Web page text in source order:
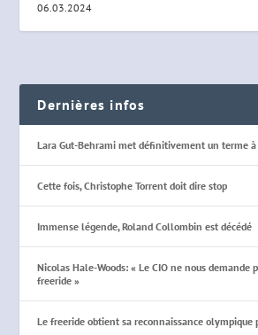
06.03.2024
Dernières infos
Lara Gut-Behrami met définitivement un terme à
Cette fois, Christophe Torrent doit dire stop
Immense légende, Roland Collombin est décédé
Nicolas Hale-Woods: « Le CIO ne nous demande
freeride »
Le freeride obtient sa reconnaissance olympique